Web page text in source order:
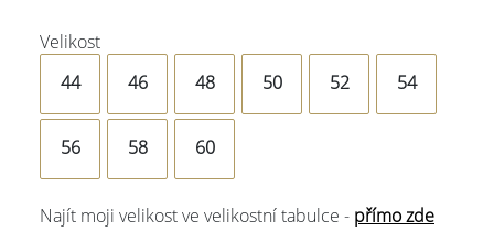
Velikost
44
46 48 50 52 54
56 58 60
Najít moji velikost ve velikostní tabulce - přímo zde